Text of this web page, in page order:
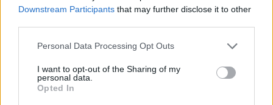
Downstream Participants that may further disclose it to other
Personal Data Processing Opt Outs
I want to opt-out of the Sharing of my
personal data.
Opted In
1 dl ljus sirap
½ dl vispgrädde
1 dl havregryn